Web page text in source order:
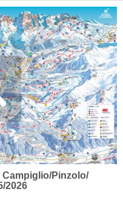
Campiglio/​Pinzolo/​
2026